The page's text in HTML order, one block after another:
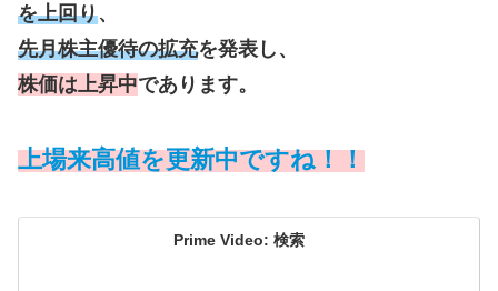
を上回り、
先月株主優待の拡充を発表し、
株価は上昇中であります。
上場来高値を更新中ですね！！
Prime Video: 検索